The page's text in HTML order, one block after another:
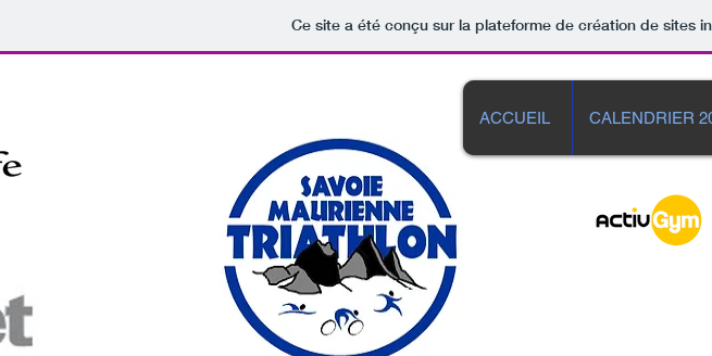
Ce site a été conçu sur la plateforme de création de sites
ACCUEIL CALENDRIER